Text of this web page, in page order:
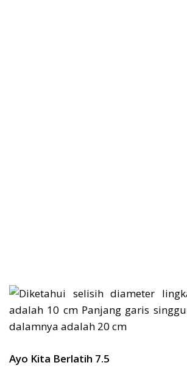
Ayo Kita Berlatih 7.5